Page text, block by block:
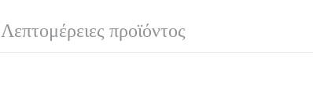
Λεπτομέρειες προϊόντος